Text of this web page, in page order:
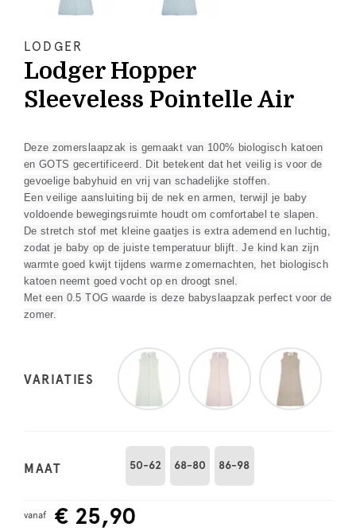
LODGER
Lodger Hopper
Sleeveless Pointelle Air
Deze zomerslaapzak is gemaakt van 100% biologisch katoen
en GOTS gecertificeerd. Dit betekent dat het veilig is voor de
gevoelige babyhuid en vrij van schadelijke stoffen.
Een veilige aansluiting bij de nek en armen, terwijl je baby
voldoende bewegingsruimte houdt om comfortabel te slapen.
De stretch stof met kleine gaatjes is extra ademend en luchtig,
zodat je baby op de juiste temperatuur blijft. Je kind kan zijn
warmte goed kwijt tijdens warme zomernachten, het biologisch
katoen neemt goed vocht op en droogt snel.
Met een 0.5 TOG waarde is deze babyslaapzak perfect voor de
zomer.
VARIATIES
MAAT 50-62 68-80 86-98
vanaf € 25,90